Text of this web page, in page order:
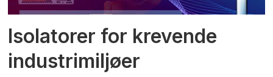
Isolatorer for krevende
industrimiljøer